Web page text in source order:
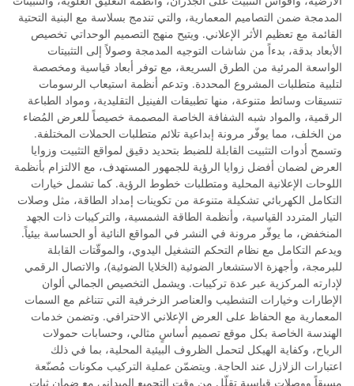
المدمجة ضمن التصاميم المعمارية، والتي تندمج بسلاسة مع البنية التحتية
القائمة مع تعظيم الأثر الإعلاني. ويتيح منهج التصميم الوحداتي تخصيص
الأبعاد بدقة، بدءاً من شاشات التوجيه المدمجة وصولاً إلى التثبيتات
الواسعة المرئية من الطرق السريعة، مع توفر أبعاد قياسية ومخصصة
لتلبية متطلبات المشروع المحددة. وتدعم أنظمة استيعاب الرسومات
تنسيقات وسائط متنوعة، منها تطبيقات الفينيل التقليدية، ومواد الطباعة
الرقمية، والمواد شبه الشفافة الخاصة المصممة خصيصاً للعرض المُضاء
من الخلف، مما يوفّر مرونة إبداعية تلائم متطلبات الحملات المختلفة.
وتسمح أدوات التثبيت القابلة للضبط بتحديد دقيق لمواقع التثبيت وزوايا
العرض لضمان أفضل زوايا الرؤية للجمهور المستهدف، مع الالتزام بأنظمة
اللوحات الإعلانية المحلية ومتطلبات خطوط الرؤية. كما تشمل خيارات
التكامل الكهربائي تشكيلة متنوعة من تكوينات إمداد الطاقة، مثل وصلات
التيار المتردد القياسية، وأنظمة الطاقة الشمسية، والتركيبات ذات الجهد
المنخفض، ما يوفّر مرونة في النشر في المواقع النائية أو الحساسة بيئياً.
ويدعم التكامل مع نظام التحكم التشغيل اليدوي، والموقّتات القابلة
للبرمجة، وأجهزة الاستشعار الضوئية (الخلايا الضوئية)، والاتصال الرقمي
لإدارته المركزية عبر عدة تركيبات. ويشمل التخصيص الجمالي ألوان
الإطارات وخيارات التشطيب والعناصر الزخرفية التي تتناغم مع السمات
المعمارية مع الحفاظ على العرض الإعلاني الاحترافي. وتضمن خدمات
الهندسة الخاصة بكل موقع تصميم أساسٍ مثالي، وحسابات حمولات
الرياح، وكفاية الهيكل لتحمل الظروف البيئية المحلية، بما في ذلك
اعتبارات الزلازل عند الحاجة. ويتضمّن عملية التركيب مكونات مُصنّعة
مسبقاً ووصلات قياسية تقلّل من وقت التجميع الميداني مع ضمان ثبات